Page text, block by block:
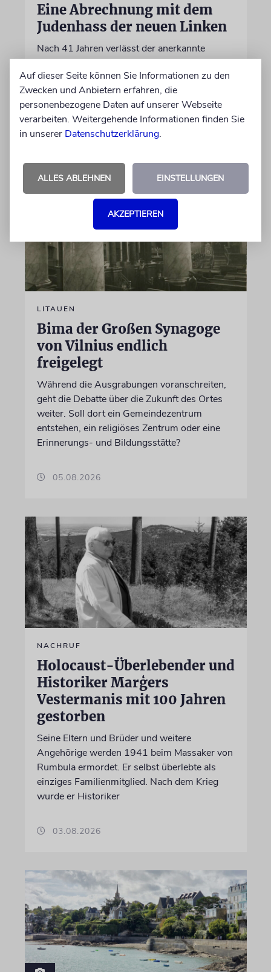
Eine Abrechnung mit dem
Judenhass der neuen Linken
Nach 41 Jahren verlässt der anerkannte
Journalist Jean Quatremer die beliebte
Tageszeitung »Libération«. Er wirft Kollegen
einen »entfesselten Antisemitismus« und eine
ideologische Schreckensherrschaft vor
LITAUEN
Bima der Großen Synagoge
von Vilnius endlich
freigelegt
Während die Ausgrabungen voranschreiten,
geht die Debatte über die Zukunft des Ortes
weiter. Soll dort ein Gemeindezentrum
entstehen, ein religiöses Zentrum oder eine
Erinnerungs- und Bildungsstätte?
05.08.2026
NACHRUF
Holocaust-Überlebender und
Historiker Marģers
Vestermanis mit 100 Jahren
gestorben
Seine Eltern und Brüder und weitere
Angehörige werden 1941 beim Massaker von
Rumbula ermordet. Er selbst überlebte als
einziges Familienmitglied. Nach dem Krieg
wurde er Historiker
03.08.2026
Auf dieser Seite können Sie Informationen zu den
Zwecken und Anbietern erfahren, die
personenbezogene Daten auf unserer Webseite
verarbeiten. Weitergehende Informationen finden Sie
in unserer Datenschutzerklärung.
ALLES ABLEHNEN EINSTELLUNGEN
AKZEPTIEREN